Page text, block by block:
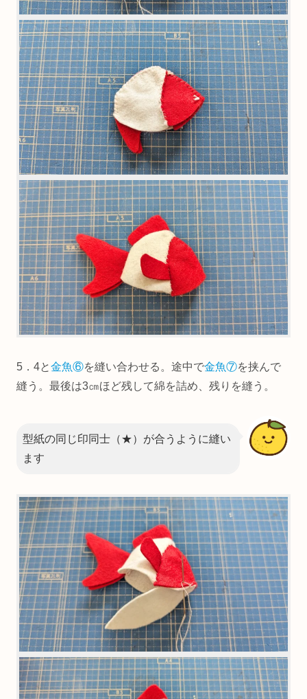
5．4と金魚⑥を縫い合わせる。途中で金魚⑦を挟んで
縫う。最後は3㎝ほど残して綿を詰め、残りを縫う。
型紙の同じ印同士（★）が合うように縫い
ます